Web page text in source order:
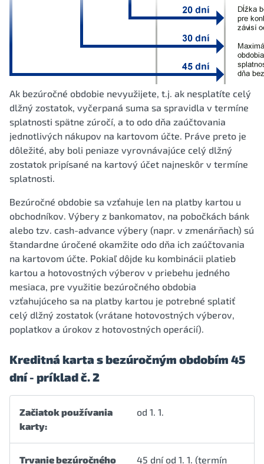
Ak bezúročné obdobie nevyužijete, t.j. ak nesplatíte celý
dlžný zostatok, vyčerpaná suma sa spravidla v termíne
splatnosti spätne zúročí, a to odo dňa zaúčtovania
jednotlivých nákupov na kartovom účte. Práve preto je
dôležité, aby boli peniaze vyrovnávajúce celý dlžný
zostatok pripísané na kartový účet najneskôr v termíne
splatnosti.
Bezúročné obdobie sa vzťahuje len na platby kartou u
obchodníkov. Výbery z bankomatov, na pobočkách bánk
alebo tzv. cash-advance výbery (napr. v zmenárňach) sú
štandardne úročené okamžite odo dňa ich zaúčtovania
na kartovom účte. Pokiaľ dôjde ku kombinácii platieb
kartou a hotovostných výberov v priebehu jedného
mesiaca, pre využitie bezúročného obdobia
vzťahujúceho sa na platby kartou je potrebné splatiť
celý dlžný zostatok (vrátane hotovostných výberov,
poplatkov a úrokov z hotovostných operácií).
Kreditná karta s bezúročným obdobím 45
dní - príklad č. 2
Začiatok používania
karty:
od 1. 1.
Trvanie bezúročného 45 dní od 1. 1. (termín